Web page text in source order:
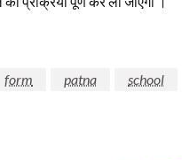
form patna school